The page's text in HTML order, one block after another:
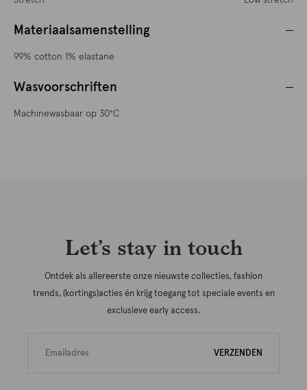
Materiaalsamenstelling
99% cotton 1% elastane
Wasvoorschriften
Machinewasbaar op 30°C
Let’s stay in touch
Ontdek als allereerste onze nieuwste collecties, fashion
trends, (kortings)acties én krijg toegang tot speciale events en
exclusieve early access.
VERZENDEN